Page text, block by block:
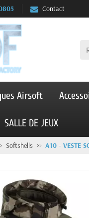
Contact
Airsoft
SALLE DE JEUX
Softshells A10 - VESTE